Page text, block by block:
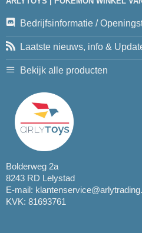
Bedrijfsinformatie /
Laatste nieuws, info &
Bekijk alle producten
Bolderweg 2a
8243 RD Lelystad
E-mail:
KVK: 81693761